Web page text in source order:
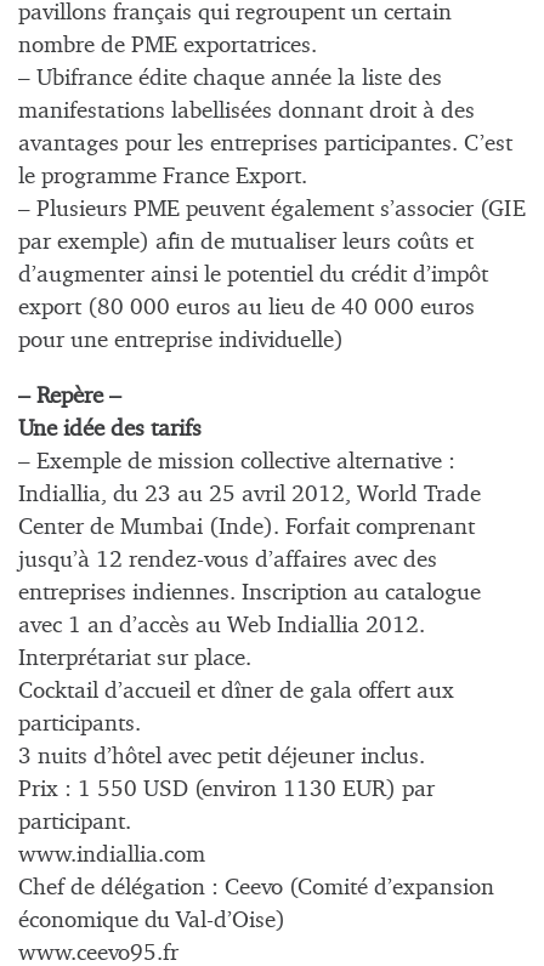
pavillons français qui regroupent un certain
nombre de PME exportatrices.
– Ubifrance édite chaque année la liste des
manifestations labellisées donnant droit à des
avantages pour les entreprises participantes. C’est
le programme France Export.
– Plusieurs PME peuvent également s’associer (GIE
par exemple) afin de mutualiser leurs coûts et
d’augmenter ainsi le potentiel du crédit d’impôt
export (80 000 euros au lieu de 40 000 euros
pour une entreprise individuelle)
– Repère –
Une idée des tarifs
– Exemple de mission collective alternative :
Indiallia, du 23 au 25 avril 2012, World Trade
Center de Mumbai (Inde). Forfait comprenant
jusqu’à 12 rendez-vous d’affaires avec des
entreprises indiennes. Inscription au catalogue
avec 1 an d’accès au Web Indiallia 2012.
Interprétariat sur place.
Cocktail d’accueil et dîner de gala offert aux
participants.
3 nuits d’hôtel avec petit déjeuner inclus.
Prix : 1 550 USD (environ 1130 EUR) par
participant.
www.indiallia.com
Chef de délégation : Ceevo (Comité d’expansion
économique du Val-d’Oise)
www.ceevo95.fr